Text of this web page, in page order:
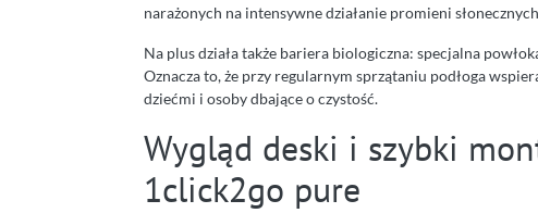
narażonych na intensywne działanie promieni
Na plus działa także bariera biologiczna: specjalna
Oznacza to, że przy regularnym sprzątaniu podłoga
dziećmi i osoby dbające o czystość.
Wygląd deski i szybki
1click2go pure